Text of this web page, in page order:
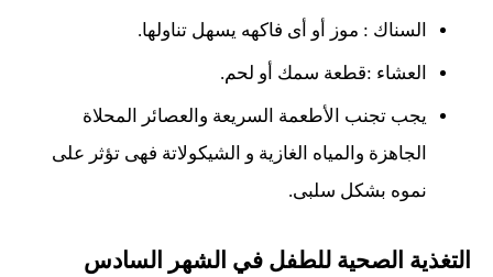
السناك : موز أو أى فاكهه يسهل تناولها.
العشاء :قطعة سمك أو لحم.
يجب تجنب الأطعمة السريعة والعصائر المحلاة
الجاهزة والمياه الغازية و الشيكولاتة فهى تؤثر على
نموه بشكل سلبى.
التغذية الصحية للطفل في الشهر السادس